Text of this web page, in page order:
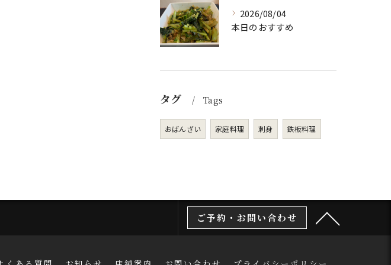
2026/08/04
本日のおすすめ
タグ Tags
おばんざい 家庭料理 刺身 鉄板料理
ご予約・お問い合わせ